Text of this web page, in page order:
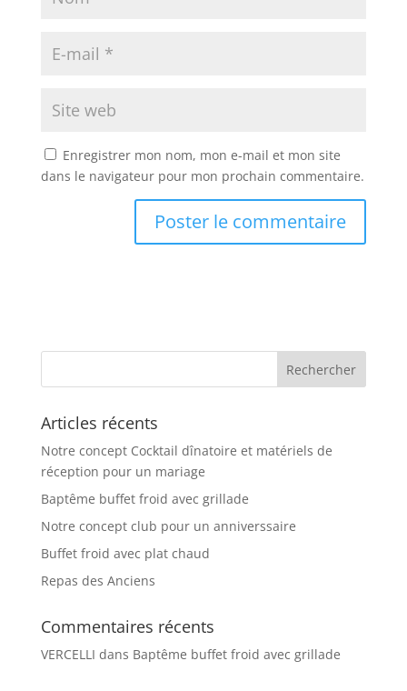
Enregistrer mon nom, mon e-mail et mon site
dans le navigateur pour mon prochain commentaire.
Articles récents
Notre concept Cocktail dînatoire et matériels de
réception pour un mariage
Baptême buffet froid avec grillade
Notre concept club pour un anniverssaire
Buffet froid avec plat chaud
Repas des Anciens
Commentaires récents
VERCELLI dans Baptême buffet froid avec grillade